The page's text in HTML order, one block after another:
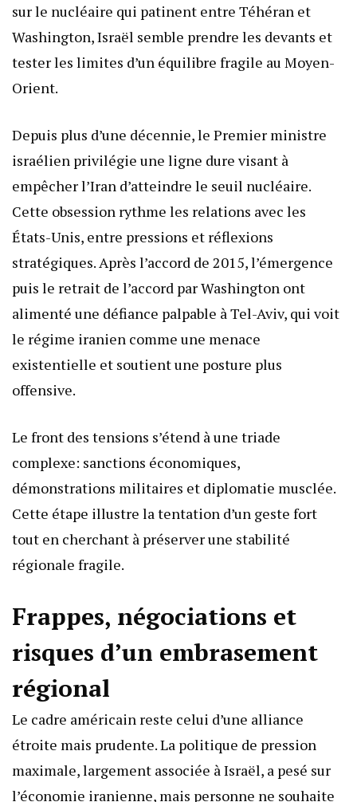
sur le nucléaire qui patinent entre Téhéran et
Washington, Israël semble prendre les devants et
tester les limites d’un équilibre fragile au Moyen-
Orient.
Depuis plus d’une décennie, le Premier ministre
israélien privilégie une ligne dure visant à
empêcher l’Iran d’atteindre le seuil nucléaire.
Cette obsession rythme les relations avec les
États-Unis, entre pressions et réflexions
stratégiques. Après l’accord de 2015, l’émergence
puis le retrait de l’accord par Washington ont
alimenté une défiance palpable à Tel-Aviv, qui voit
le régime iranien comme une menace
existentielle et soutient une posture plus
offensive.
Le front des tensions s’étend à une triade
complexe: sanctions économiques,
démonstrations militaires et diplomatie musclée.
Cette étape illustre la tentation d’un geste fort
tout en cherchant à préserver une stabilité
régionale fragile.
Frappes, négociations et
risques d’un embrasement
régional
Le cadre américain reste celui d’une alliance
étroite mais prudente. La politique de pression
maximale, largement associée à Israël, a pesé sur
l’économie iranienne, mais personne ne souhaite